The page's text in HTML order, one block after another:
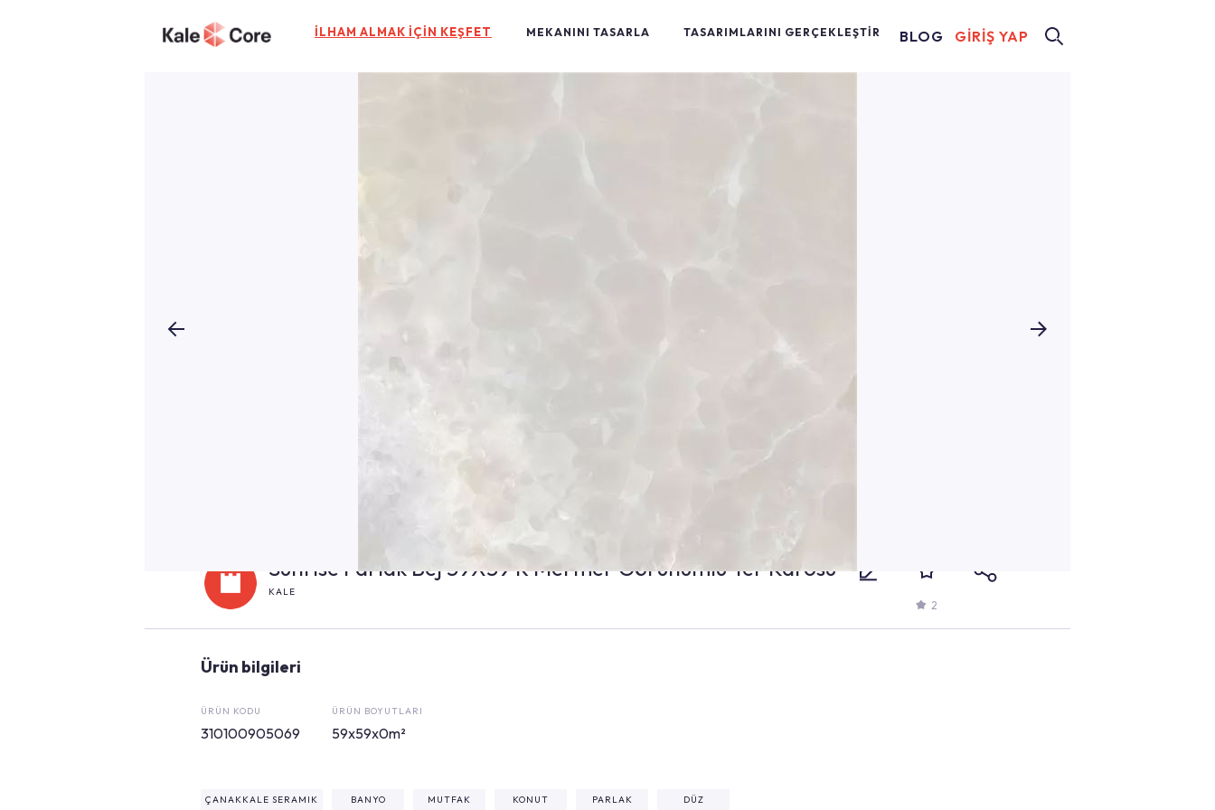
İLHAM ALMAK İÇİN KEŞFET MEKANINI TASARLA TASARIMLARINI GERÇEKLEŞTİR BLOG GİRİŞ YAP
Sunrise Parlak Bej 59X59 R Mermer Görünümlü Yer Karosu
KALE
2
Ürün bilgileri
ÜRÜN KODU
310100905069
ÜRÜN BOYUTLARI
59x59x0m²
ÇANAKKALE SERAMIK BANYO MUTFAK KONUT PARLAK DÜZ